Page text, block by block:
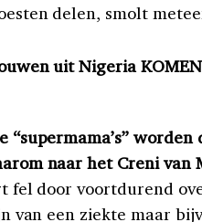
delen, smolt
uit Nigeria
“supermama’s”
naar het Creni van
fel door voortdurend
van een ziekte maar